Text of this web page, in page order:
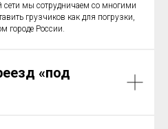
сети мы сотрудничаем со многими
грузчиков как для погрузки,
городе России.
«под